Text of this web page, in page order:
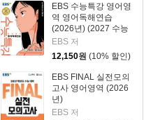
EBS 수능특강 영어영
역 영어독해연습
(2026년) (2027 수능
대비)
EBS 저
12,150원 (10% 할인)
EBS FINAL 실전모의
고사 영어영역 (2026
년)
EBS 저